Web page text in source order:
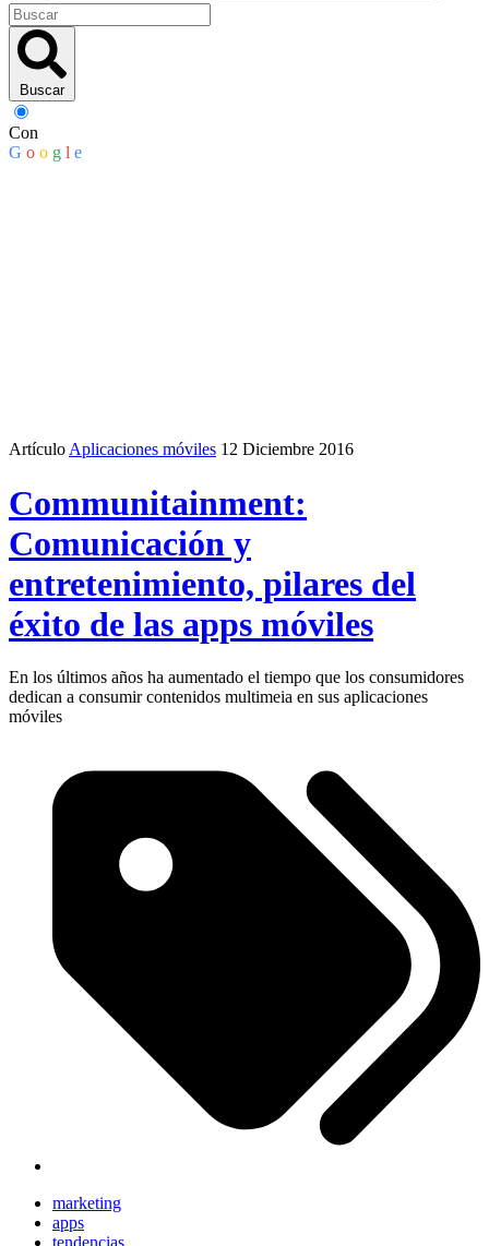
Buscar
Con
G o o g l e
Artículo Aplicaciones móviles 12 Diciembre 2016
Communitainment:
Comunicación y
entretenimiento, pilares del
éxito de las apps móviles
En los últimos años ha aumentado el tiempo que los consumidores
dedican a consumir contenidos multimeia en sus aplicaciones
móviles
marketing
apps
tendencias